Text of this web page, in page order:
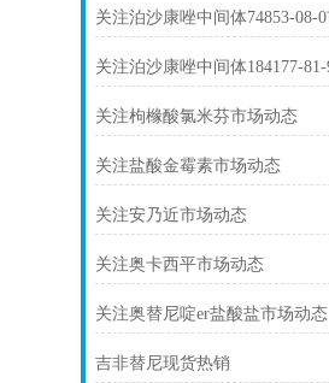
关注枸橼酸氯米芬市场动态
关注盐酸金霉素市场动态
关注安乃近市场动态
关注奥卡西平市场动态
关注奥替尼啶er盐酸盐市场动态
吉非替尼现货热销